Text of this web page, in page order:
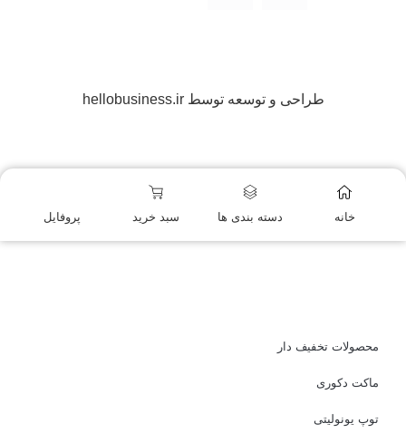
طراحی و توسعه توسط hellobusiness.ir
خانه دسته بندی ها سبد خرید پروفایل
محصولات تخفیف دار
ماکت دکوری
توپ یونولیتی